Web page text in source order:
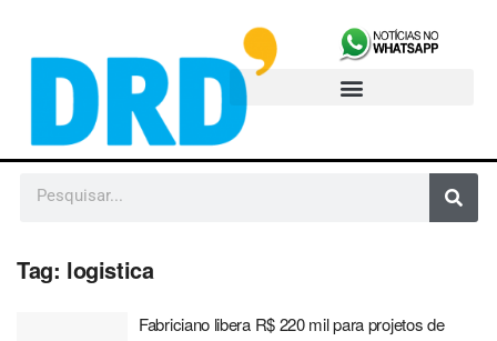
Tag: logistica
Fabriciano libera R$ 220 mil para projetos de